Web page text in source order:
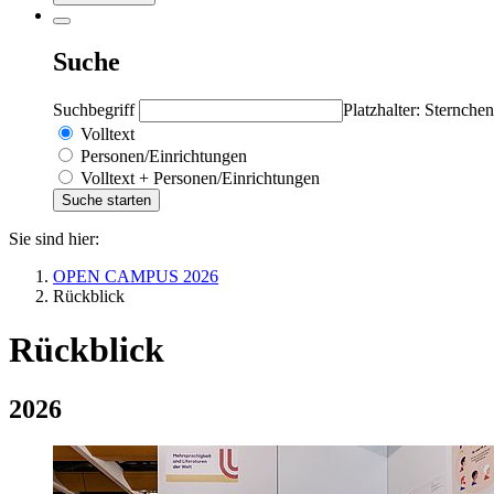
Suche
Suchbegriff
Platzhalter:
Volltext
Personen/Einrichtungen
Volltext + Personen/Einrichtungen
Sie sind hier:
OPEN CAMPUS 2026
Rückblick
Rückblick
2026